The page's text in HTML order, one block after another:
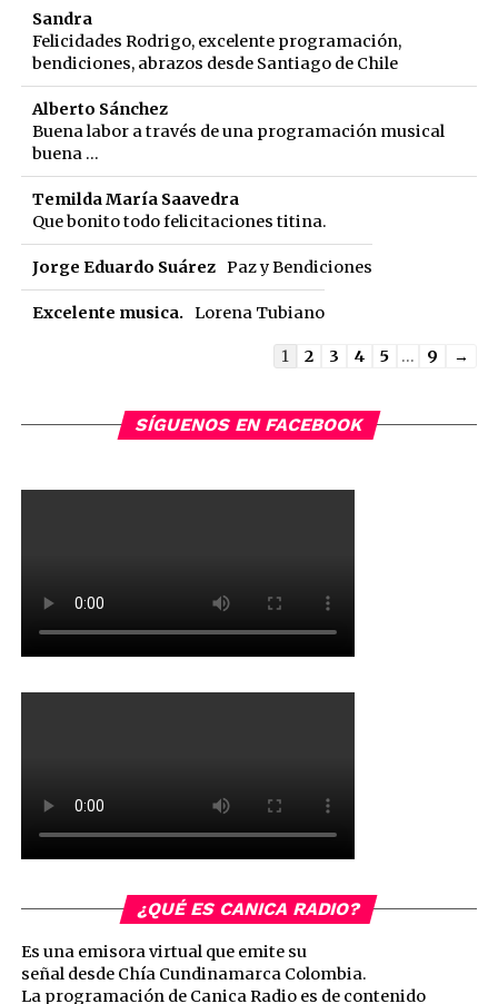
Sandra
Felicidades Rodrigo, excelente programación,
bendiciones, abrazos desde Santiago de Chile
Alberto Sánchez
Buena labor a través de una programación musical
buena ...
Temilda María Saavedra
Que bonito todo felicitaciones titina.
Jorge Eduardo Suárez Paz y Bendiciones
Excelente musica. Lorena Tubiano
Guestbook
1 2 3 4 5 ... 9 →
SÍGUENOS EN FACEBOOK
¿QUÉ ES CANICA RADIO?
Es una emisora virtual que emite su
señal desde Chía Cundinamarca Colombia.
La programación de Canica Radio es de contenido